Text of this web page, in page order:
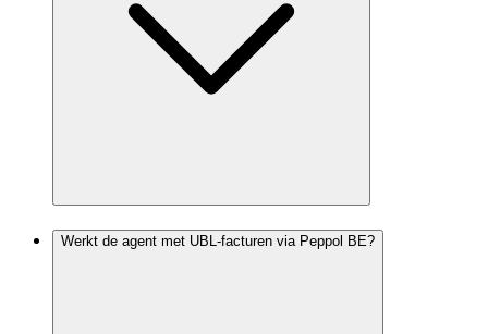
Werkt de agent met UBL-facturen via Peppol BE?